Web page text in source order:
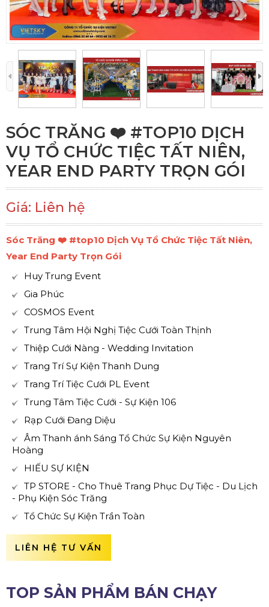
SÓC TRĂNG ❤️️ #TOP10 DỊCH
VỤ TỔ CHỨC TIỆC TẤT NIÊN,
YEAR END PARTY TRỌN GÓI
Giá: Liên hệ
Sóc Trăng ❤️️ #top10 Dịch Vụ Tổ Chức Tiệc Tất Niên,
Year End Party Trọn Gói
Huy Trung Event
Gia Phúc
COSMOS Event
Trung Tâm Hội Nghị Tiệc Cưới Toàn Thịnh
Thiệp Cưới Nàng - Wedding Invitation
Trang Trí Sự Kiện Thanh Dung
Trang Trí Tiệc Cưới PL Event
Trung Tâm Tiệc Cưới - Sự Kiện 106
Rạp Cưới Đang Diệu
Âm Thanh ánh Sáng Tổ Chức Sự Kiện Nguyên
Hoàng
HIẾU SỰ KIỆN
TP STORE - Cho Thuê Trang Phục Dự Tiệc - Du Lịch
- Phụ Kiện Sóc Trăng
Tổ Chức Sự Kiện Trần Toàn
LIÊN HỆ TƯ VẤN
TOP SẢN PHẨM BÁN CHẠY